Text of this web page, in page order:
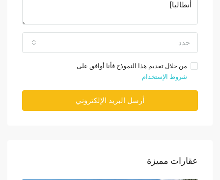
حدد
من خلال تقديم هذا النموذج فأنا أوافق على
شروط الإستخدام
أرسل البريد الإلكتروني
عقارات مميزة